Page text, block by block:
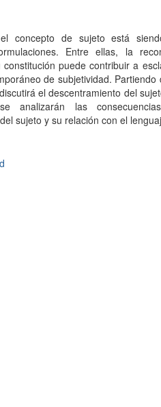
concepto de sujeto está
Entre ellas, la
puede contribuir a
de subjetividad.
el descentramiento del
las
sujeto y su relación con el